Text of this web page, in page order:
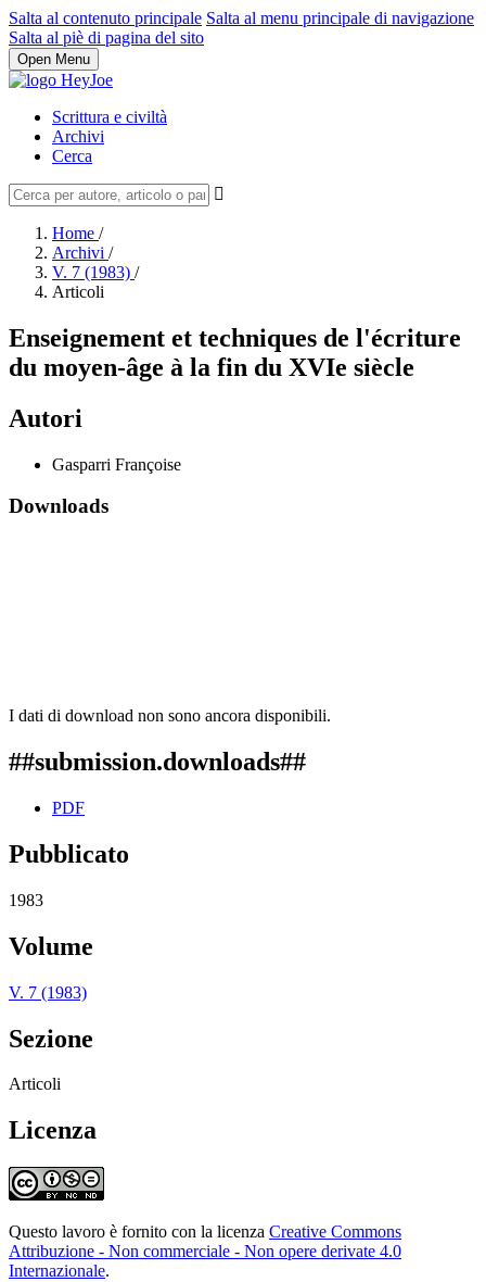
Salta al contenuto principale Salta al menu principale di navigazione
Salta al piè di pagina del sito
Open Menu
Scrittura e civiltà
Archivi
Cerca
Home /
Archivi /
V. 7 (1983) /
Articoli
Enseignement et techniques de l'écriture
du moyen-âge à la fin du XVIe siècle
Autori
Gasparri Françoise
Downloads
I dati di download non sono ancora disponibili.
##submission.downloads##
PDF
Pubblicato
1983
Volume
V. 7 (1983)
Sezione
Articoli
Licenza
Questo lavoro è fornito con la licenza Creative Commons
Attribuzione - Non commerciale - Non opere derivate 4.0
Internazionale.